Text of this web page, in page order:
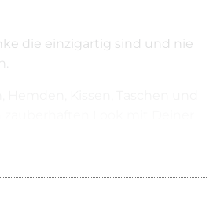
die einzigartig sind und nie